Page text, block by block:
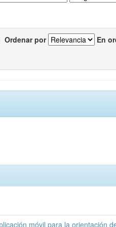
Ordenar por En
móvil para la orientación